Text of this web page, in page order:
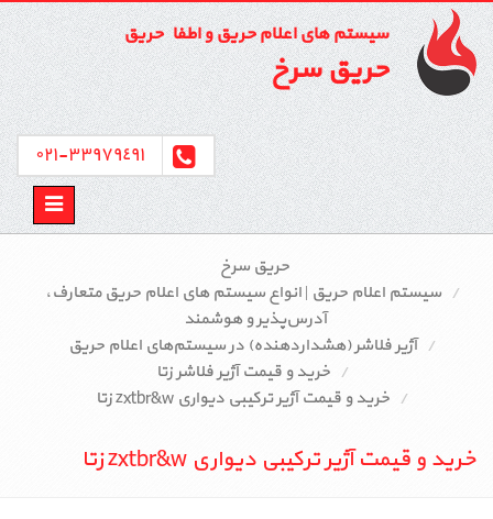
سیستم های اعلام حریق و اطفاء حریق
حریق سرخ
٣٣٩٧٩٤٩١-٠٢١
Toggle
حریق سرخ
سیستم اعلام حریق | انواع سیستم‌ های اعلام حریق متعارف،
آدرس‌پذیر و هوشمند
آژیر فلاشر (هشداردهنده) در سیستم‌های اعلام حریق
خرید و قیمت آژیر فلاشر زتا
خرید و قیمت آژیر ترکیبی دیواری zxtbr&w زتا
خرید و قیمت آژیر ترکیبی دیواری zxtbr&w زتا